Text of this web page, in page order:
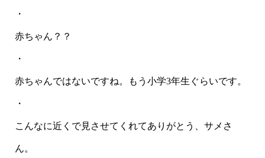
・
赤ちゃん？？
・
赤ちゃんではないですね。もう小学3年生ぐらいです。
・
こんなに近くで見させてくれてありがとう、サメさ
ん。